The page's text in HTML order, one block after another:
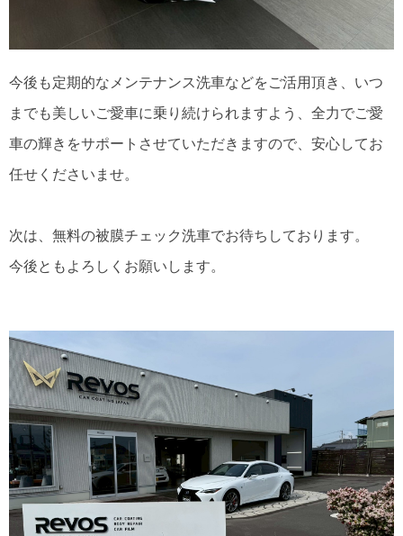
今後も定期的なメンテナンス洗車などをご活用頂き、いつ
までも美しいご愛車に乗り続けられますよう、全力でご愛
車の輝きをサポートさせていただきますので、安心してお
任せくださいませ。
次は、無料の被膜チェック洗車でお待ちしております。
今後ともよろしくお願いします。